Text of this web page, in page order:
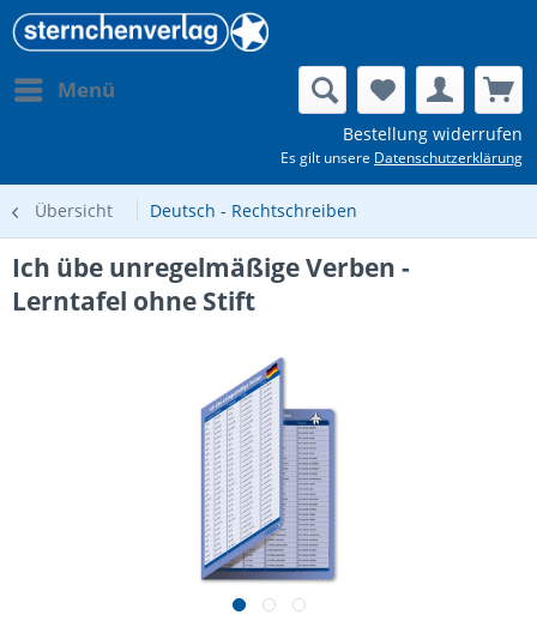
Menü
Bestellung widerrufen
Es gilt unsere Datenschutzerklärung
Übersicht Deutsch - Rechtschreiben
Ich übe unregelmäßige Verben -
Lerntafel ohne Stift